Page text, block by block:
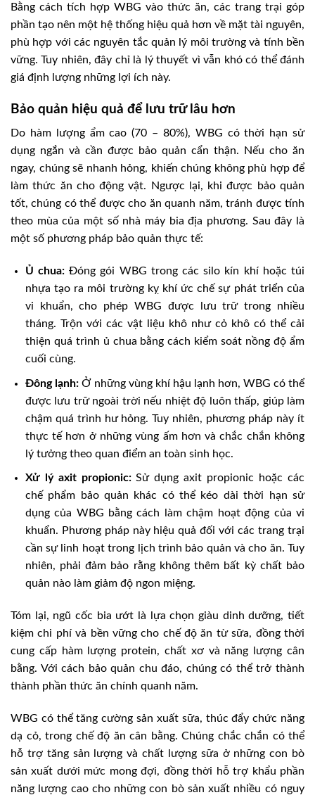
Bằng cách tích hợp WBG vào thức ăn, các trang trại góp
phần tạo nên một hệ thống hiệu quả hơn về mặt tài nguyên,
phù hợp với các nguyên tắc quản lý môi trường và tính bền
vững. Tuy nhiên, đây chỉ là lý thuyết vì vẫn khó có thể đánh
giá định lượng những lợi ích này.
Bảo quản hiệu quả để lưu trữ lâu hơn
Do hàm lượng ẩm cao (70 – 80%), WBG có thời hạn sử
dụng ngắn và cần được bảo quản cẩn thận. Nếu cho ăn
ngay, chúng sẽ nhanh hỏng, khiến chúng không phù hợp để
làm thức ăn cho động vật. Ngược lại, khi được bảo quản
tốt, chúng có thể được cho ăn quanh năm, tránh được tính
theo mùa của một số nhà máy bia địa phương. Sau đây là
một số phương pháp bảo quản thực tế:
Ủ chua: Đóng gói WBG trong các silo kín khí hoặc túi
nhựa tạo ra môi trường kỵ khí ức chế sự phát triển của
vi khuẩn, cho phép WBG được lưu trữ trong nhiều
tháng. Trộn với các vật liệu khô như cỏ khô có thể cải
thiện quá trình ủ chua bằng cách kiểm soát nồng độ ẩm
cuối cùng.
Đông lạnh:Ở những vùng khí hậu lạnh hơn, WBG có thể
được lưu trữ ngoài trời nếu nhiệt độ luôn thấp, giúp làm
chậm quá trình hư hỏng. Tuy nhiên, phương pháp này ít
thực tế hơn ở những vùng ấm hơn và chắc chắn không
lý tưởng theo quan điểm an toàn sinh học.
Xử lý axit propionic:Sử dụng axit propionic hoặc các
chế phẩm bảo quản khác có thể kéo dài thời hạn sử
dụng của WBG bằng cách làm chậm hoạt động của vi
khuẩn. Phương pháp này hiệu quả đối với các trang trại
cần sự linh hoạt trong lịch trình bảo quản và cho ăn. Tuy
nhiên, phải đảm bảo rằng không thêm bất kỳ chất bảo
quản nào làm giảm độ ngon miệng.
Tóm lại, ngũ cốc bia ướt là lựa chọn giàu dinh dưỡng, tiết
kiệm chi phí và bền vững cho chế độ ăn từ sữa, đồng thời
cung cấp hàm lượng protein, chất xơ và năng lượng cân
bằng. Với cách bảo quản chu đáo, chúng có thể trở thành
thành phần thức ăn chính quanh năm.
WBG có thể tăng cường sản xuất sữa, thúc đẩy chức năng
dạ cỏ, trong chế độ ăn cân bằng. Chúng chắc chắn có thể
hỗ trợ tăng sản lượng và chất lượng sữa ở những con bò
sản xuất dưới mức mong đợi, đồng thời hỗ trợ khẩu phần
năng lượng cao cho những con bò sản xuất nhiều có nguy